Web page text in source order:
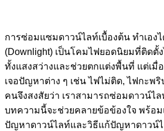
การซ่อมแซมดาวน์ไลท์เบื้องต้น ทำเอง
(Downlight) เป็นโคมไฟยอดนิยมที่ติดตั้
ทั้งแสงสว่างและช่วยตกแต่งพื้นที่ แต่เมื่
เจอปัญหาต่าง ๆ เช่น ไฟไม่ติด, ไฟกะพริ
คนจึงสงสัยว่า เราสามารถซ่อมดาวน์ไล
บทความนี้จะช่วยคลายข้อข้องใจ พร้อ
ปัญหาดาวน์ไลท์และวิธีแก้ปัญหาดาวน์